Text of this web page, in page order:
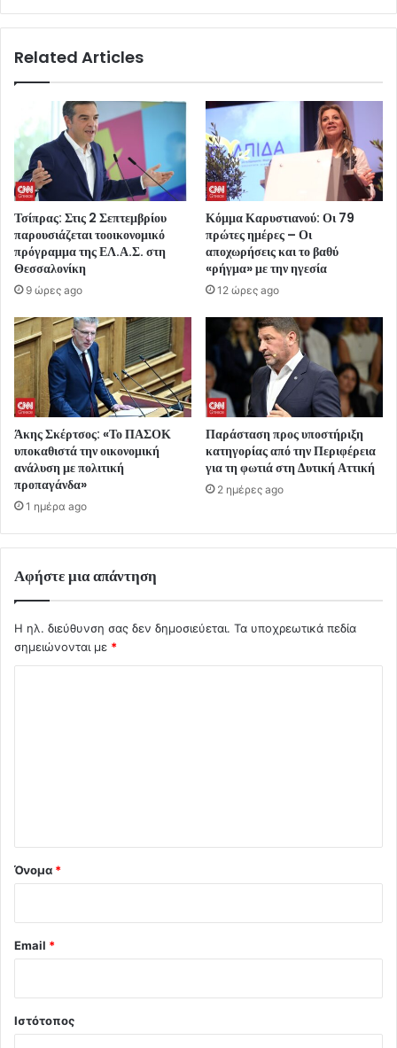
Related Articles
Τσίπρας: Στις 2 Σεπτεμβρίου
παρουσιάζεται τοοικονομικό
πρόγραμμα της ΕΛ.Α.Σ. στη
Θεσσαλονίκη
9 ώρες ago
Κόμμα Καρυστιανού: Οι 79
πρώτες ημέρες – Οι
αποχωρήσεις και το βαθύ
«ρήγμα» με την ηγεσία
12 ώρες ago
Άκης Σκέρτσος: «Το ΠΑΣΟΚ
υποκαθιστά την οικονομική
ανάλυση με πολιτική
προπαγάνδα»
1 ημέρα ago
Παράσταση προς υποστήριξη
κατηγορίας από την Περιφέρεια
για τη φωτιά στη Δυτική Αττική
2 ημέρες ago
Αφήστε μια απάντηση
Η ηλ. διεύθυνση σας δεν δημοσιεύεται. Τα υποχρεωτικά πεδία
σημειώνονται με *
Όνομα *
Email *
Ιστότοπος